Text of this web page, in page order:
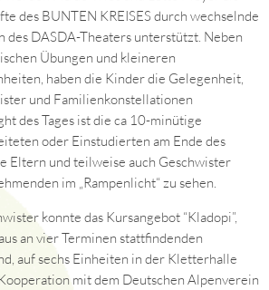
des BUNTEN KREISES durch wechselnde
des DASDA-Theaters unterstützt. Neben
Übungen und kleineren
haben die Kinder die Gelegenheit,
und Familienkonstellationen
des Tages ist die ca 10-minütige
oder Einstudierten am Ende des
Eltern und teilweise auch Geschwister
im „Rampenlicht“ zu sehen.
konnte das Kursangebot “Kladopi”,
an vier Terminen stattfindenden
auf sechs Einheiten in der Kletterhalle
mit dem Deutschen Alpenverein